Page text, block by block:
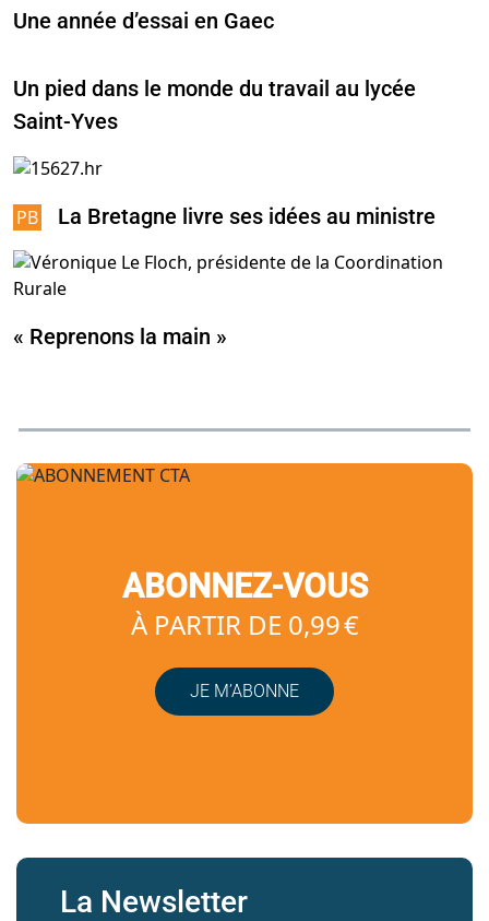
Une année d’essai en Gaec
Un pied dans le monde du travail au lycée
Saint-Yves
La Bretagne livre ses idées au ministre
« Reprenons la main »
ABONNEZ-VOUS
À PARTIR DE 0,99 €
JE M’ABONNE
La Newsletter